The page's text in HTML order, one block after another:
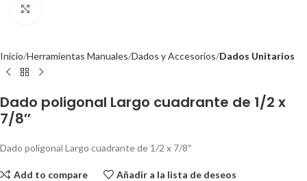
Inicio Herramientas Manuales Dados y Accesorios Dados Unitarios
Dado poligonal Largo cuadrante de 1/2 x
7/8″
Dado poligonal Largo cuadrante de 1/2 x 7/8″
Add to compare Añadir a la lista de deseos